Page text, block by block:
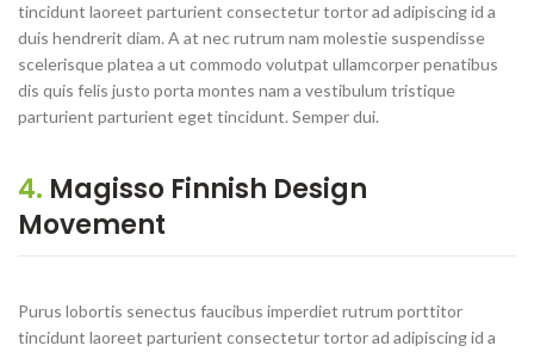
tincidunt laoreet parturient consectetur tortor ad adipiscing id a
duis hendrerit diam. A at nec rutrum nam molestie suspendisse
scelerisque platea a ut commodo volutpat ullamcorper penatibus
dis quis felis justo porta montes nam a vestibulum tristique
parturient parturient eget tincidunt. Semper dui.
4. Magisso Finnish Design
Movement
Purus lobortis senectus faucibus imperdiet rutrum porttitor
tincidunt laoreet parturient consectetur tortor ad adipiscing id a